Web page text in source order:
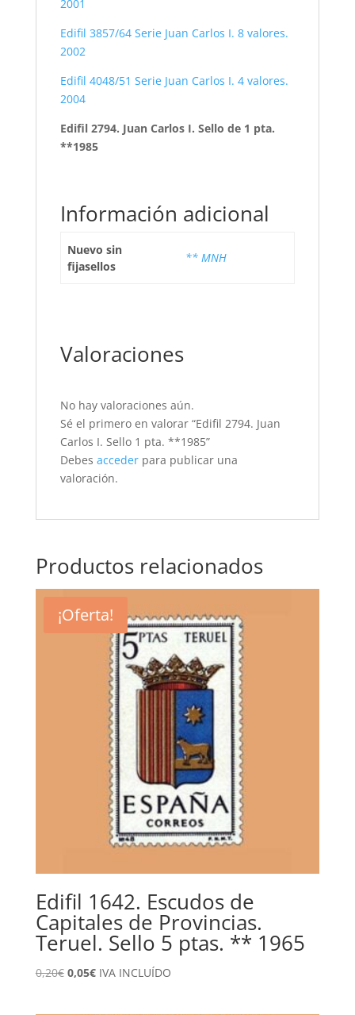
2001
Edifil 3857/64 Serie Juan Carlos I. 8 valores.
2002
Edifil 4048/51 Serie Juan Carlos I. 4 valores.
2004
Edifil 2794. Juan Carlos I. Sello de 1 pta.
**1985
Información adicional
Nuevo sin
fijasellos
** MNH
Valoraciones
No hay valoraciones aún.
Sé el primero en valorar “Edifil 2794. Juan
Carlos I. Sello 1 pta. **1985”
Debes accederpara publicar una
valoración.
Productos relacionados
¡Oferta!
Edifil 1642. Escudos de
Capitales de Provincias.
Teruel. Sello 5 ptas. ** 1965
0,20€ El
0,05€ElIVA INCLUÍDO